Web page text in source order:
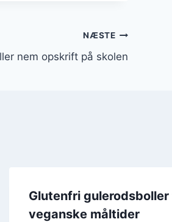
NÆSTE
nem opskrift på skolen
Glutenfri
veganske måltider